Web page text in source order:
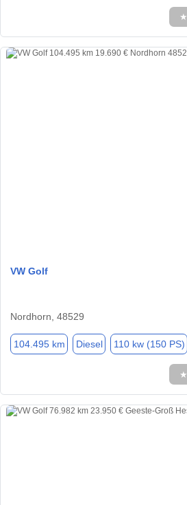
★
VW Golf
Nordhorn, 48529
104.495 km Diesel 110 kw (150 PS)
★